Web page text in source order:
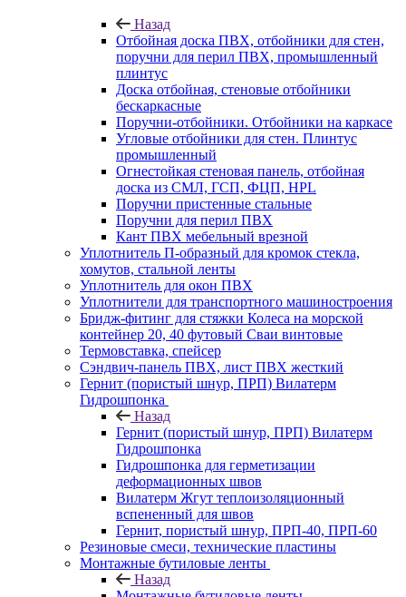
Назад
Отбойная доска ПВХ, отбойники для стен,
поручни для перил ПВХ, промышленный
плинтус
Доска отбойная, стеновые отбойники
бескаркасные
Поручни-отбойники. Отбойники на каркасе
Угловые отбойники для стен. Плинтус
промышленный
Огнестойкая стеновая панель, отбойная
доска из СМЛ, ГСП, ФЦП, HPL
Поручни пристенные стальные
Поручни для перил ПВХ
Кант ПВХ мебельный врезной
Уплотнитель П-образный для кромок стекла,
хомутов, стальной ленты
Уплотнитель для окон ПВХ
Уплотнители для транспортного машиностроения
Бридж-фитинг для стяжки Колеса на морской
контейнер 20, 40 футовый Сваи винтовые
Термовставка, спейсер
Сэндвич-панель ПВХ, лист ПВХ жесткий
Гернит (пористый шнур, ПРП) Вилатерм
Гидрошпонка
Назад
Гернит (пористый шнур, ПРП) Вилатерм
Гидрошпонка
Гидрошпонка для герметизации
деформационных швов
Вилатерм Жгут теплоизоляционный
вспененный для швов
Гернит, пористый шнур, ПРП-40, ПРП-60
Резиновые смеси, технические пластины
Монтажные бутиловые ленты
Назад